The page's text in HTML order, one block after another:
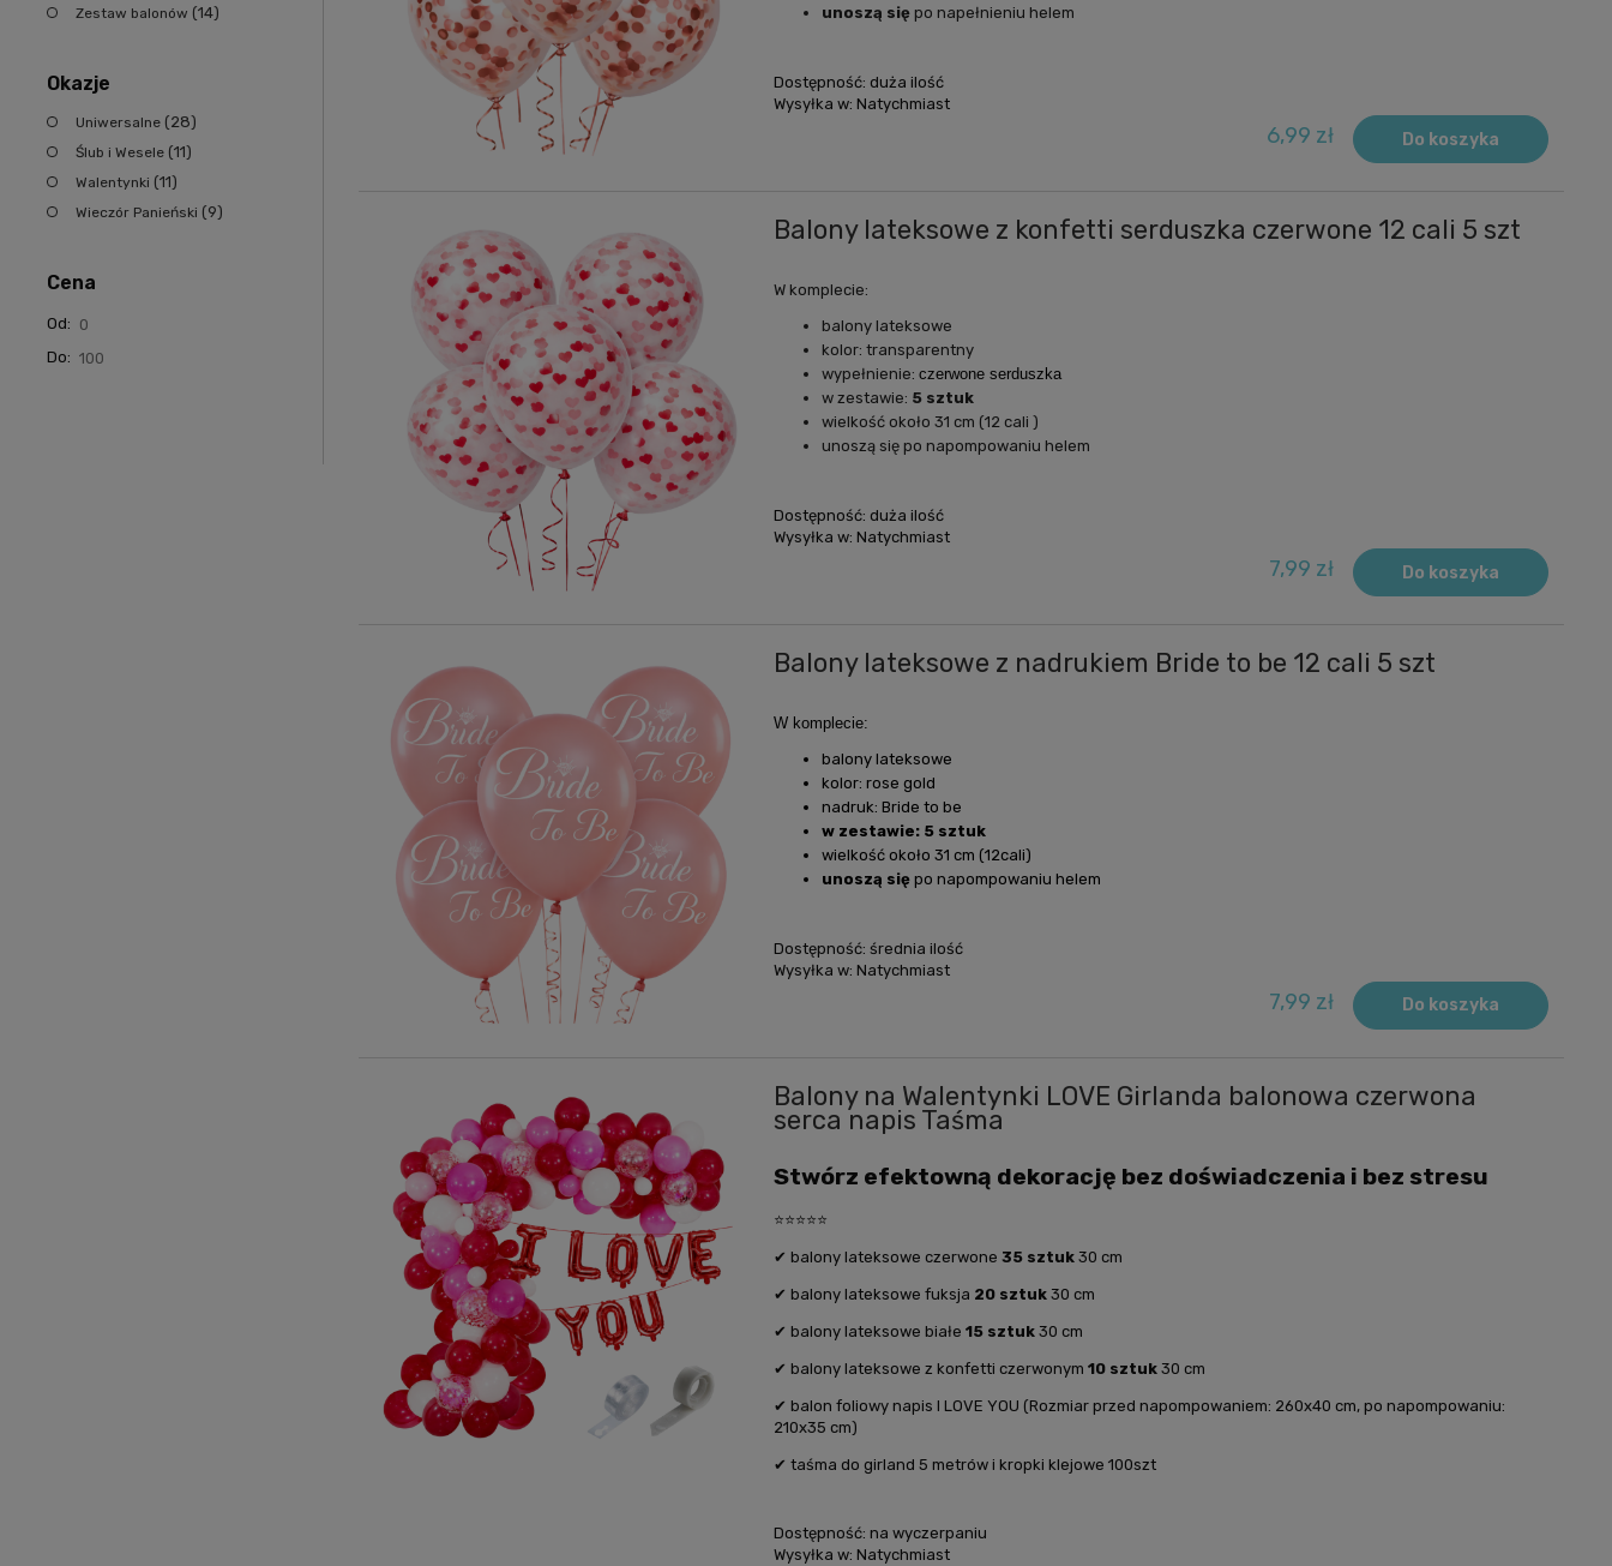
Zestaw balonów (14)
Okazje
Uniwersalne (28)
Ślub i Wesele (11)
Walentynki (11)
Wieczór Panieński (9)
Cena
Od:
Do:
unoszą się po napełnieniu helem
Dostępność: duża ilość
Wysyłka w: Natychmiast
6,99 zł Do koszyka
Balony lateksowe z konfetti serduszka czerwone 12 cali 5 szt
W komplecie:
balony lateksowe
kolor: transparentny
wypełnienie:czerwone serduszka
w zestawie: 5 sztuk
wielkość około 31 cm (12 cali )
unoszą się po napompowaniu helem
Dostępność: duża ilość
Wysyłka w: Natychmiast
7,99 zł Do koszyka
Balony lateksowe z nadrukiem Bride to be 12 cali 5 szt
W komplecie:
balony lateksowe
kolor: rose gold
nadruk: Bride to be
w zestawie: 5 sztuk
wielkość około 31 cm (12cali)
unoszą siępo napompowaniu helem
Dostępność: średnia ilość
Wysyłka w: Natychmiast
7,99 zł Do koszyka
Balony na Walentynki LOVE Girlanda balonowa czerwona
serca napis Taśma
Stwórz efektowną dekorację bez doświadczenia i bez stresu
⭐️⭐️⭐️⭐️⭐️
✔ balony lateksowe czerwone35 sztuk 30 cm
✔ balony lateksowe fuksja 20 sztuk 30 cm
✔ balony lateksowe białe15 sztuk 30 cm
✔ balony lateksowe z konfetti czerwonym10 sztuk 30 cm
✔ balon foliowy napis I LOVE YOU (Rozmiar przed napompowaniem: 260x40 cm, po napompowaniu:
210x35 cm)
✔ taśma do girland 5 metrów i kropki klejowe 100szt
Dostępność: na wyczerpaniu
Wysyłka w: Natychmiast